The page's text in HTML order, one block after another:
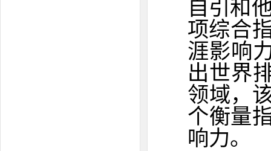
自引和
项综合
涯影响
出世界
领域，
个衡量
响力。